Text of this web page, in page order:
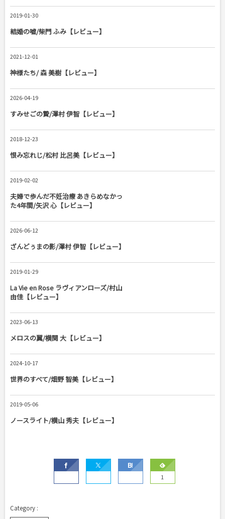
2019-01-30
結婚の嘘/柴門 ふみ【レビュー】
2021-12-01
神様たち/ 森 美樹【レビュー】
2026-04-19
すみせごの贄/澤村 伊智【レビュー】
2018-12-23
恨み忘れじ/松村 比呂美【レビュー】
2019-02-02
夫婦で歩んだ不妊治療 あきらめなかっ
た4年間/矢沢 心【レビュー】
2026-06-12
ざんどぅまの影/澤村 伊智【レビュー】
2019-01-29
La Vie en Rose ラヴィアンローズ/村山
由佳【レビュー】
2023-06-13
メロスの翼/横関 大【レビュー】
2024-10-17
世界のすべて/畑野 智美【レビュー】
2019-05-06
ノースライト/横山 秀夫【レビュー】
1